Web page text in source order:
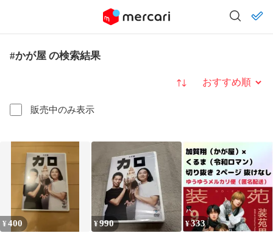
#かが屋 の検索結果
販売中のみ表示
並び替え
¥400 ¥990 ¥333